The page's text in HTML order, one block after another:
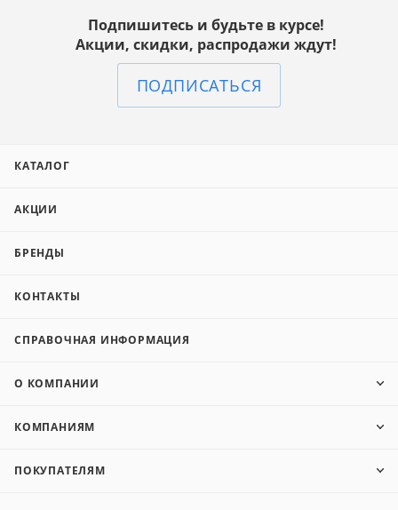
Подпишитесь и будьте в курсе!
Акции, скидки, распродажи ждут!
ПОДПИСАТЬСЯ
КАТАЛОГ
АКЦИИ
БРЕНДЫ
КОНТАКТЫ
СПРАВОЧНАЯ ИНФОРМАЦИЯ
О КОМПАНИИ
КОМПАНИЯМ
ПОКУПАТЕЛЯМ